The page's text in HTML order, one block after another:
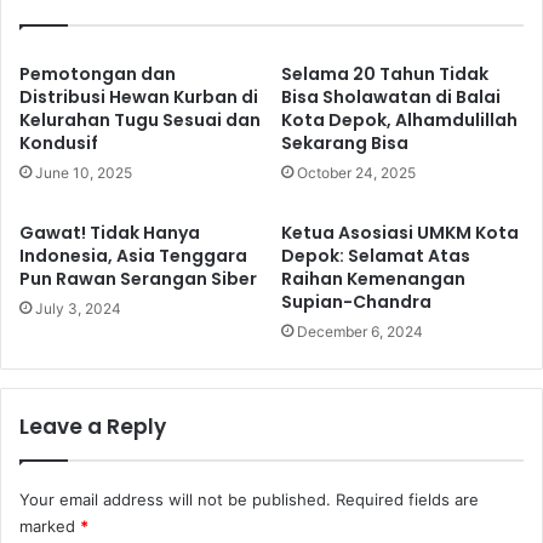
Pemotongan dan
Distribusi Hewan Kurban di
Kelurahan Tugu Sesuai dan
Kondusif
June 10, 2025
Selama 20 Tahun Tidak
Bisa Sholawatan di Balai
Kota Depok, Alhamdulillah
Sekarang Bisa
October 24, 2025
Gawat! Tidak Hanya
Indonesia, Asia Tenggara
Pun Rawan Serangan Siber
July 3, 2024
Ketua Asosiasi UMKM Kota
Depok: Selamat Atas
Raihan Kemenangan
Supian-Chandra
December 6, 2024
Leave a Reply
Your email address will not be published. Required fields are
marked *